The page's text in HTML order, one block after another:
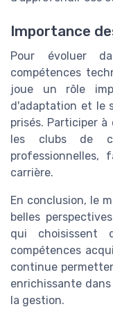
Importance
Pour évoluer
compétences
joue un rôle
d'adaptation et le
prisés. Participer à
les clubs de
professionnelles,
carrière.
En conclusion, le
belles
qui choisissent
compétences
continue
enrichissante
la gestion.